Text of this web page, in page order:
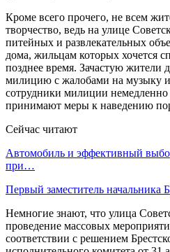
Кроме всего прочего, не всем
творчество, ведь на улице
питейных и развлекательных
дома, жильцам которых хочется
позднее время. Зачастую жители
милицию с жалобами на музыку
сотрудники милиции
принимают меры к наведению
Сейчас читают
Автомобиль и эффективный
при…
Первый заместитель
Немногие знают, что улица
проведение массовых
соответствии с решением